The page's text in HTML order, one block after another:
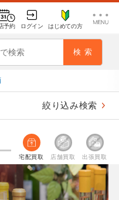
予約 ログイン はじめての方
絞り込み検索
宅配買取 店舗買取 出張買取